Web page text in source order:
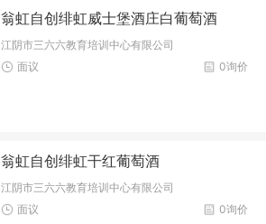
翁虹自创绯虹威士堡酒庄白葡萄酒
江阴市三六六教育培训中心有限公司
0询价
面议
翁虹自创绯虹干红葡萄酒
江阴市三六六教育培训中心有限公司
0询价
面议